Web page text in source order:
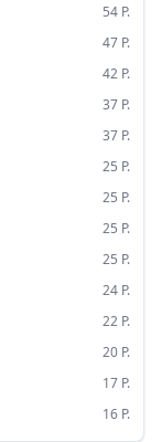
54 P.
47 P.
42 P.
37 P.
37 P.
25 P.
25 P.
25 P.
25 P.
24 P.
22 P.
20 P.
17 P.
16 P.